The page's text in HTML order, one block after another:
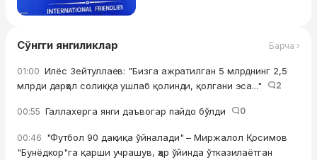
Сўнгги янгиликлар Барча ›
01:00 Илёс Зейтуллаев: "Бизга ажратилган 5 млрднинг 2,5
млрди дарҳол солиққа ушлаб қолинди, қолгани эса..."
2
00:55 Галлахерга янги даъвогар пайдо бўлди 0
00:46 "Футбол 90 дақиқа ўйналади" – Миржалол Қосимов
"Бунёдкор"га қарши учрашув, ҳар ўйинда ўтказилаётган